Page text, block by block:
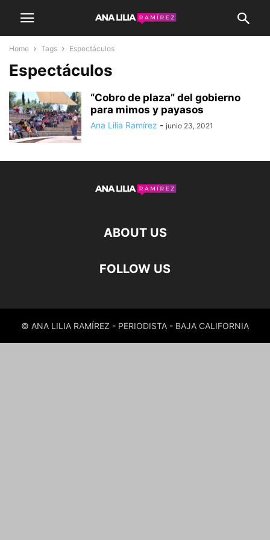
Home Tags Espectáculos
Espectáculos
“Cobro de plaza” del gobierno
para mimos y payasos
Ana Lilia Ramírez - junio 23, 2021
ABOUT US
FOLLOW US
© ANA LILIA RAMÍREZ - PERIODISTA - BAJA CALIFORNIA